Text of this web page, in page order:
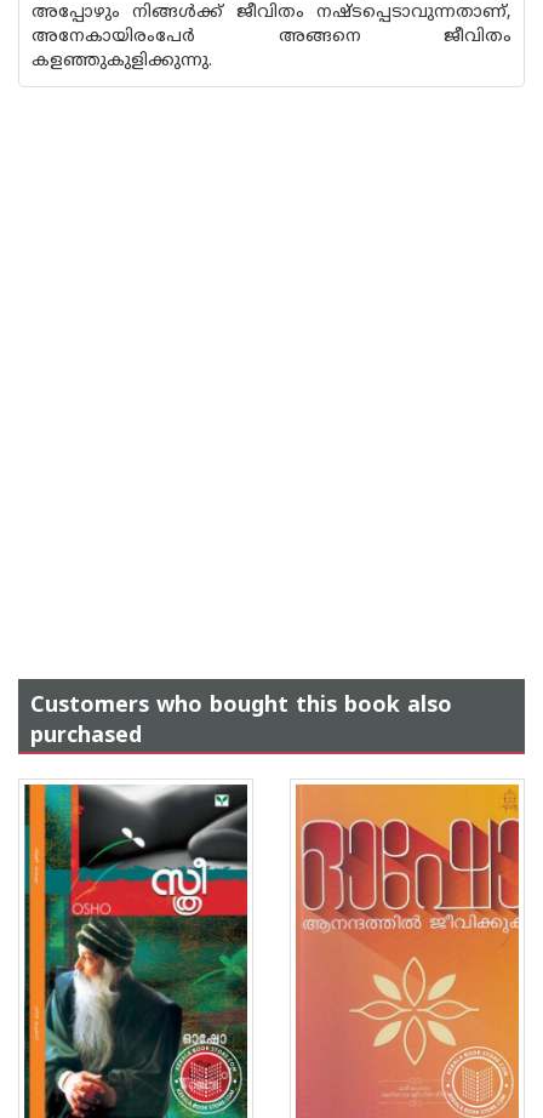
അപ്പോഴും നിങ്ങൾക്ക് ജീവിതം നഷ്ടപ്പെടാവുന്നതാണ്,
അനേകായിരംപേർ അങ്ങനെ ജീവിതം
കളഞ്ഞുകുളിക്കുന്നു.
Customers who bought this book also
purchased